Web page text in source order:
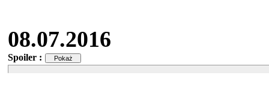
08.07.2016
Spoiler :